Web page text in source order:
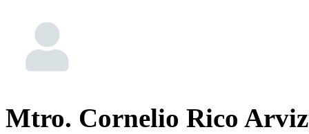
Mtro. Cornelio Rico